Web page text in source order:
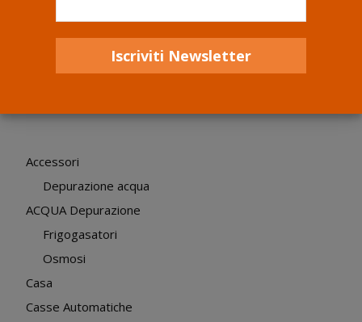
Accessori
Depurazione acqua
ACQUA Depurazione
Frigogasatori
Osmosi
Casa
Casse Automatiche